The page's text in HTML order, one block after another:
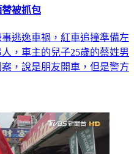
被抓包
逃逸車禍，紅車追撞準備左
，車主的兒子25歲的蔡姓男
，說是朋友開車，但是警方